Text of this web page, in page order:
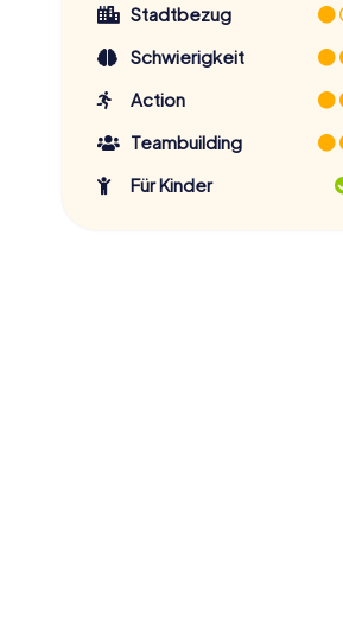
Stadtbezug
Schwierigkeit
Action
Teambuilding
Für Kinder